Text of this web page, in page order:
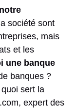
société sont
mais
et les
une banque
banques ?
sert la
expert des